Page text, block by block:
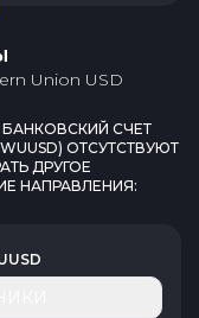
Union USD
БАНКОВСКИЙ СЧЕТ
WUUSD) ОТСУТСТВУЮТ
ДРУГОЕ
НАПРАВЛЕНИЯ: